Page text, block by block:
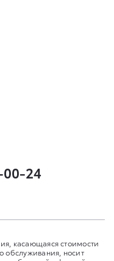
00-24
касающаяся стоимости
обслуживания, носит